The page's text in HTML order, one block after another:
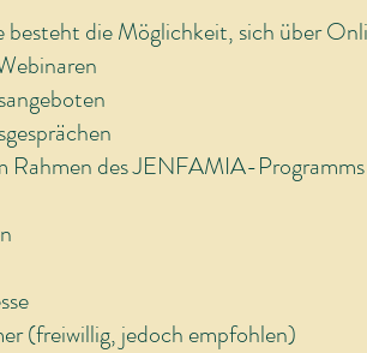
besteht die Möglichkeit, sich über
des JENFAMIA-Programms
(freiwillig, jedoch empfohlen)